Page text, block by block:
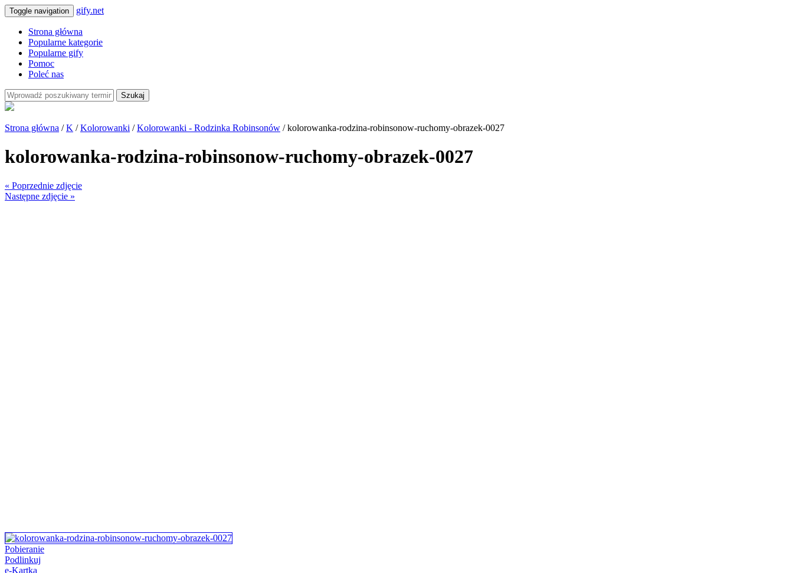
Toggle navigation gify.net
Strona główna
Popularne kategorie
Popularne gify
Pomoc
Poleć nas
Szukaj
Strona główna /K /Kolorowanki /Kolorowanki - Rodzinka Robinsonów / kolorowanka-rodzina-robinsonow-ruchomy-obrazek-0027
kolorowanka-rodzina-robinsonow-ruchomy-obrazek-0027
« Poprzednie zdjęcie
Następne zdjęcie »
Pobieranie
Podlinkuj
e-Kartka